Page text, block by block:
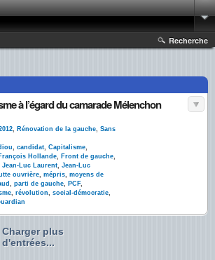
Recherche
à l’égard du camarade Mélenchon
, Rénovation de la gauche, Sans
, candidat, Capitalisme,
François Hollande, Front de gauche,
Jean-Luc Laurent, Jean-Luc
ouvrière, mépris, moyens de
, parti de gauche, PCF,
, révolution, social-démocratie,
Charger plus
d'entrées...